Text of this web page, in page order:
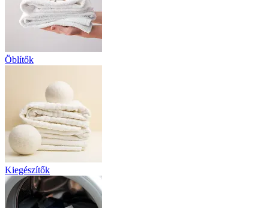
Öblítők
Kiegészítők